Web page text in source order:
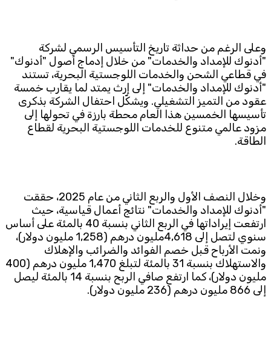
وعلى الرغم من حداثة تاريخ التأسيس الرسمي لشركة
"أدنوك للإمداد والخدمات" من خلال إدماج أصول "أدنوك"
في قطاعي الشحن والخدمات اللوجستية البحرية، تستند
"أدنوك للإمداد والخدمات" إلى إرث يمتد لما يقارب خمسة
عقود من التميز التشغيلي. ويشكّل احتفال الشركة بذكرى
تأسيسها الخمسين هذا العام محطة بارزة في تحولها إلى
مزود عالمي متنوع للخدمات اللوجستية البحرية لقطاع
الطاقة.
وخلال النصف الأول والربع الثاني من عام 2025، حققت
"أدنوك للإمداد والخدمات" نتائج أعمال قياسية، حيث
ارتفعت إيراداتها في الربع الثاني بنسبة 40 بالمئة على أساس
سنوي لتصل إلى 4,618مليون درهم (1,258 مليون دولار)،
ونمت الأرباح قبل خصم الفوائد والضرائب والإهلاك
والاستهلاك بنسبة 31 بالمئة لتبلغ 1,470 مليون درهم (400
مليون دولار)، كما ارتفع صافي الربح بنسبة 14 بالمئة ليصل
إلى 866 مليون درهم (236 مليون دولار).